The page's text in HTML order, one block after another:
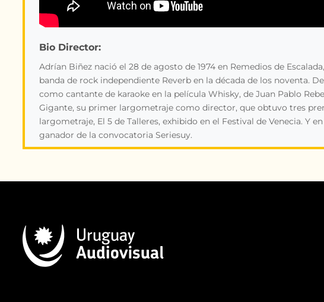
Bio Director:
Adrían Biñez nació el 28 de agosto de 1974 en Remedios de
banda de rock independiente Reverb en la década de los noventa.
como cantante de karaoke en la película Whisky, de Juan Pablo
Gigante, su primer largometraje como director, que obtuvo tres
largometraje, El 5 de Talleres, exhibido en el Festival de Venecia. Y
ganador de la convocatoria Seriesuy.